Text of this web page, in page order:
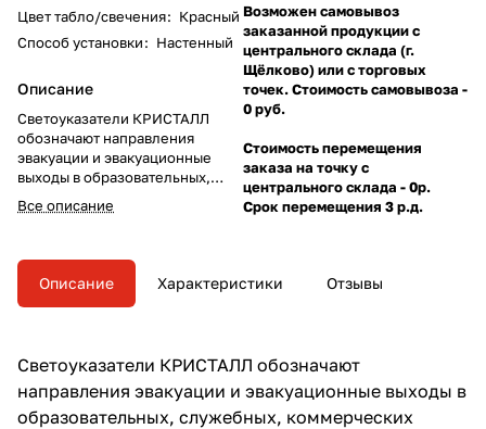
Цвет табло/свечения: Красный
Способ установки: Настенный
Описание
Светоуказатели КРИСТАЛЛ
обозначают направления
эвакуации и эвакуационные
выходы в образовательных,
служебных, коммерческих
учреждениях, общественных и
Все описание
Возможен самовывоз
заказанной продукции с
центрального склада (г.
Щёлково) или с торговых
точек. Стоимость самовывоза -
0 руб.
Стоимость перемещения
заказа на точку с
центрального склада - 0р.
Срок перемещения 3 р.д.
Описание Характеристики Отзывы
Светоуказатели КРИСТАЛЛ обозначают
направления эвакуации и эвакуационные выходы в
образовательных, служебных, коммерческих